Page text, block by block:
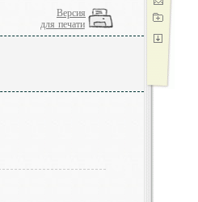
Версия
для печати